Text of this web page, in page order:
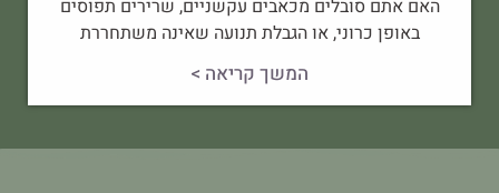
האם אתם סובלים מכאבים עקשניים, שרירים תפוסים
באופן כרוני, או הגבלת תנועה שאינה משתחררת
המשך קריאה >